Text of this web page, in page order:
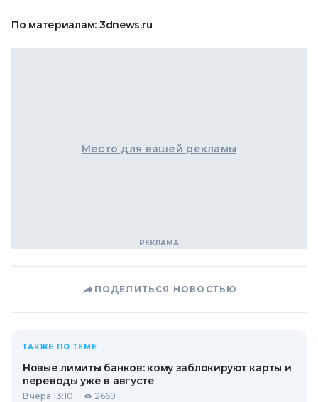
По материалам: 3dnews.ru
Место для вашей рекламы
ПОДЕЛИТЬСЯ НОВОСТЬЮ
ТАКЖЕ ПО ТЕМЕ
Новые лимиты банков: кому заблокируют карты и
переводы уже в августе
Вчера 13:10 2669